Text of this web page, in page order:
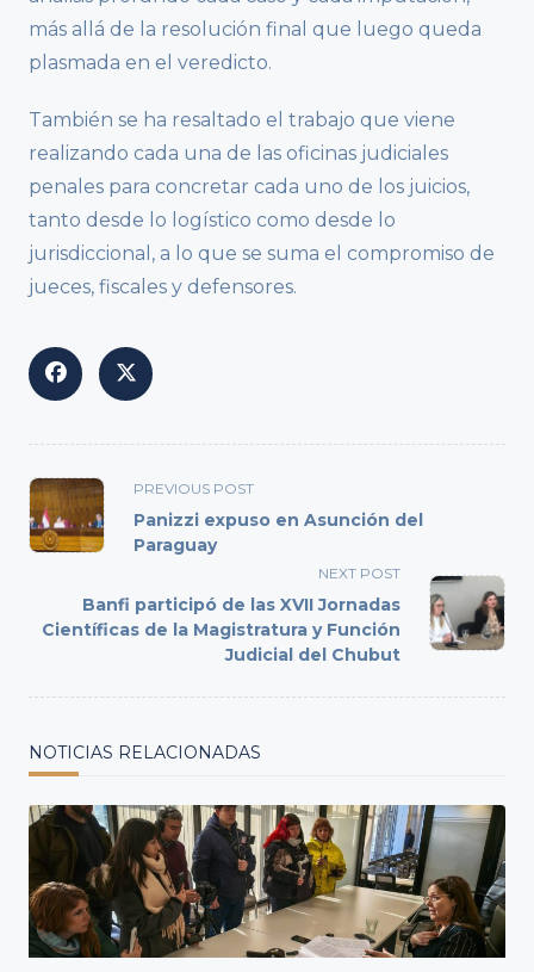
más allá de la resolución final que luego queda
plasmada en el veredicto.
También se ha resaltado el trabajo que viene
realizando cada una de las oficinas judiciales
penales para concretar cada uno de los juicios,
tanto desde lo logístico como desde lo
jurisdiccional, a lo que se suma el compromiso de
jueces, fiscales y defensores.
<span
class="nav-
subtitle
reader-
text">Page</span>
PREVIOUS POST
Panizzi expuso en Asunción del
Paraguay
NEXT POST
Banfi participó de las XVII Jornadas
Científicas de la Magistratura y Función
Judicial del Chubut
NOTICIAS RELACIONADAS